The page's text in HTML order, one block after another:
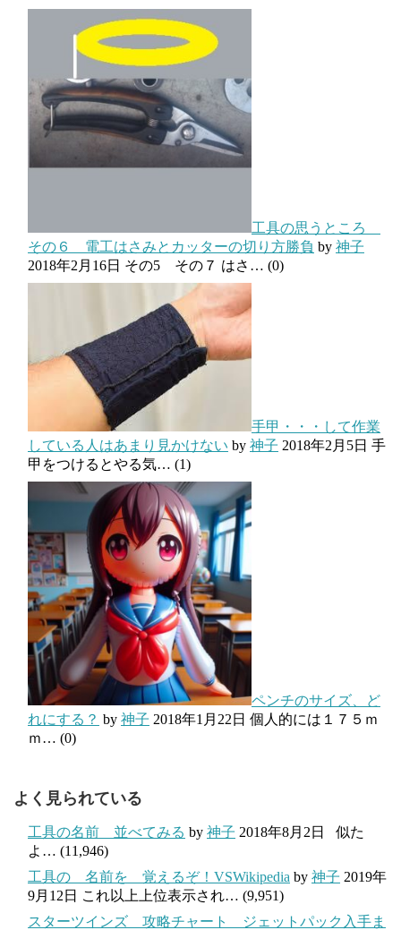
工具の思うところ
その６ 電工はさみとカッターの切り方勝負 by 神子
2018年2月16日 その5 その７ はさ… (0)
手甲・・・して作業
している人はあまり見かけない by 神子 2018年2月5日 手
甲をつけるとやる気… (1)
ペンチのサイズ、ど
れにする？ by 神子 2018年1月22日 個人的には１７５ｍ
ｍ… (0)
よく見られている
工具の名前 並べてみる by 神子 2018年8月2日
似た
よ… (11,946)
工具の 名前を 覚えるぞ！VSWikipedia by 神子 2019年
9月12日 これ以上上位表示され… (9,951)
スターツインズ 攻略チャート ジェットパック入手ま